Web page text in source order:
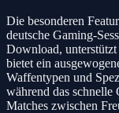
Die besonderen
deutsche Gaming-
Download,
bietet ein
Waffentypen und
während das
Matches zwischen